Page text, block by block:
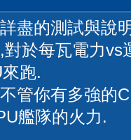
盡的測試與說
對於每瓦電力vs
跑.
管你有多強的
艦隊的火力.